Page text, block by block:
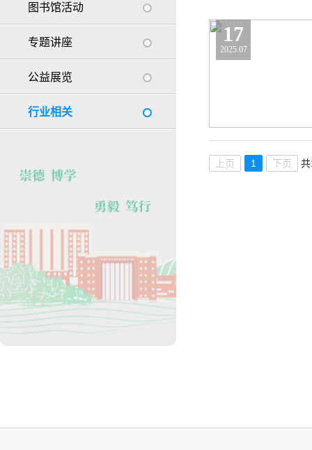
图书馆活动
专题讲座
公益展览
行业相关
17
2025.07
上页 1 下页